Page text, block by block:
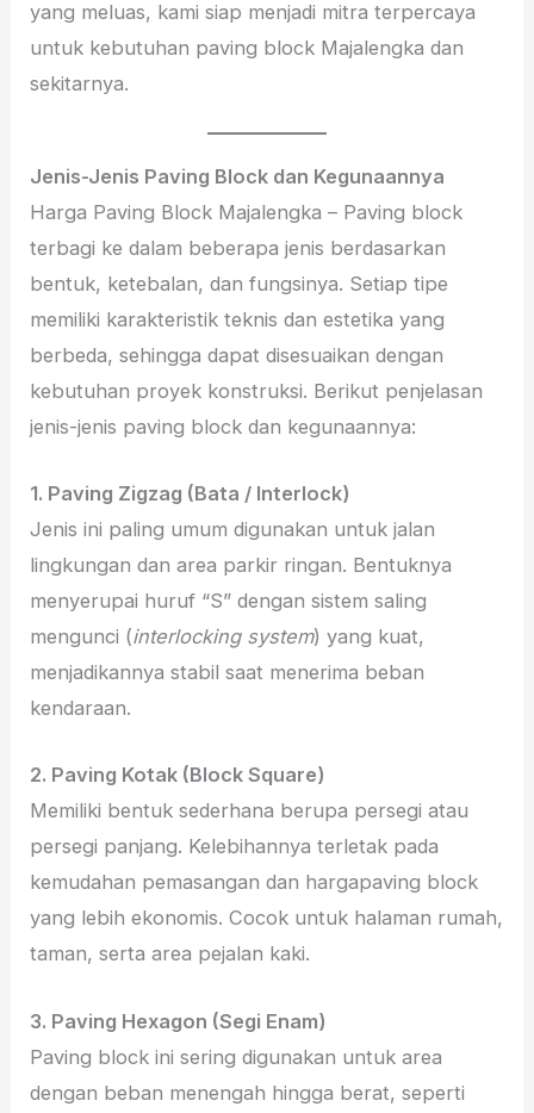
yang meluas, kami siap menjadi mitra terpercaya
untuk kebutuhan paving block Majalengka dan
sekitarnya.
Jenis-Jenis Paving Block dan Kegunaannya
Harga Paving Block Majalengka – Paving block
terbagi ke dalam beberapa jenis berdasarkan
bentuk, ketebalan, dan fungsinya. Setiap tipe
memiliki karakteristik teknis dan estetika yang
berbeda, sehingga dapat disesuaikan dengan
kebutuhan proyek konstruksi. Berikut penjelasan
jenis-jenis paving block dan kegunaannya:
1. Paving Zigzag (Bata / Interlock)
Jenis ini paling umum digunakan untuk jalan
lingkungan dan area parkir ringan. Bentuknya
menyerupai huruf “S” dengan sistem saling
mengunci (interlocking system) yang kuat,
menjadikannya stabil saat menerima beban
kendaraan.
2. Paving Kotak (Block Square)
Memiliki bentuk sederhana berupa persegi atau
persegi panjang. Kelebihannya terletak pada
kemudahan pemasangan dan hargapaving block
yang lebih ekonomis. Cocok untuk halaman rumah,
taman, serta area pejalan kaki.
3. Paving Hexagon (Segi Enam)
Paving block ini sering digunakan untuk area
dengan beban menengah hingga berat, seperti